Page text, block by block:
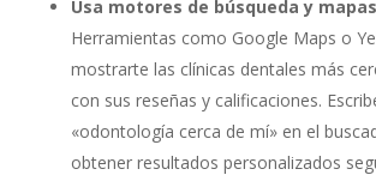
Usa motores de búsqueda y
Herramientas como Google Maps o
mostrarte las clínicas dentales más
con sus reseñas y calificaciones.
«odontología cerca de mí» en el
obtener resultados personalizados